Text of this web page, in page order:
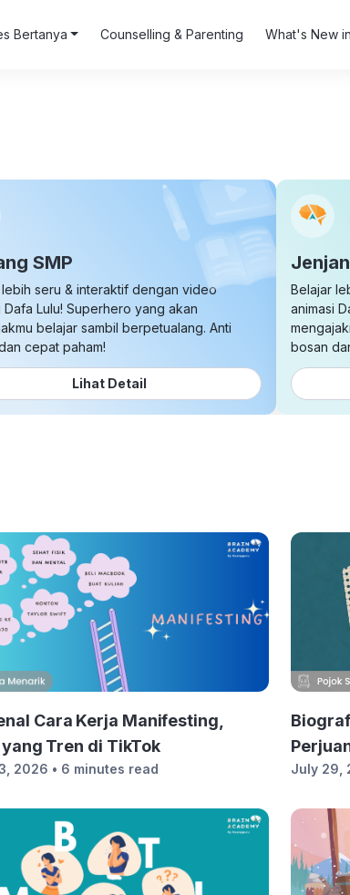
Bertanya Counselling & Parenting What's New
SMP
lebih seru & interaktif dengan video
Dafa Lulu! Superhero yang akan
belajar sambil berpetualang. Anti
cepat paham!
Lihat Detail
Belajar
animasi
bosan
Cara Kerja Manifesting,
Tren di TikTok
2026 • 6 minutes read July 29,